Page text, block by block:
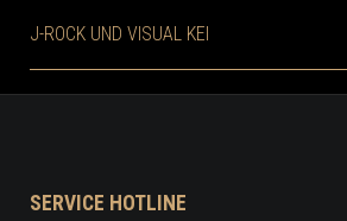
J-ROCK UND VISUAL KEI
SERVICE HOTLINE